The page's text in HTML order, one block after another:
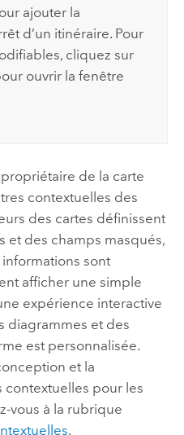
ajouter la
d’un itinéraire. Pour
cliquez sur
ouvrir la fenêtre
de la carte
contextuelles des
des cartes définissent
et des champs masqués,
sont
afficher une simple
expérience interactive
diagrammes et des
est personnalisée.
et la
pour les
vous à la rubrique
.